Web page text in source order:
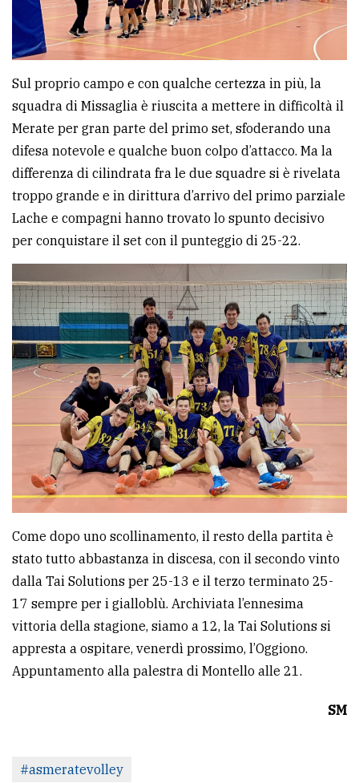
PRIVACY
Privacy
policy
Cookie
Sul proprio campo e con qualche certezza in più, la
squadra di Missaglia è riuscita a mettere in difficoltà il
Merate per gran parte del primo set, sfoderando una
difesa notevole e qualche buon colpo d’attacco. Ma la
differenza di cilindrata fra le due squadre si è rivelata
troppo grande e in dirittura d’arrivo del primo parziale
Lache e compagni hanno trovato lo spunto decisivo
per conquistare il set con il punteggio di 25-22.
Come dopo uno scollinamento, il resto della partita è
stato tutto abbastanza in discesa, con il secondo vinto
dalla Tai Solutions per 25-13 e il terzo terminato 25-
17 sempre per i gialloblù. Archiviata l’ennesima
vittoria della stagione, siamo a 12, la Tai Solutions si
appresta a ospitare, venerdì prossimo, l’Oggiono.
Appuntamento alla palestra di Montello alle 21.
SM
#asmeratevolley